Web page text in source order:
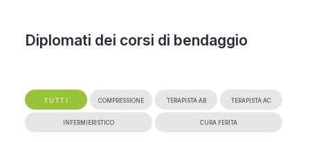
Diplomati dei corsi di bendaggio
TUTTI COMPRESSIONE TERAPISTA AB TERAPISTA AC
INFERMIERISTICO CURA FERITA